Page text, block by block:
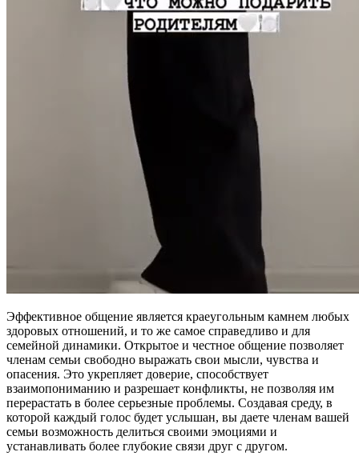
Эффективное общение является краеугольным камнем любых
здоровых отношений, и то же самое справедливо и для
семейной динамики. Открытое и честное общение позволяет
членам семьи свободно выражать свои мысли, чувства и
опасения. Это укрепляет доверие, способствует
взаимопониманию и разрешает конфликты, не позволяя им
перерастать в более серьезные проблемы. Создавая среду, в
которой каждый голос будет услышан, вы даете членам вашей
семьи возможность делиться своими эмоциями и
устанавливать более глубокие связи друг с другом.